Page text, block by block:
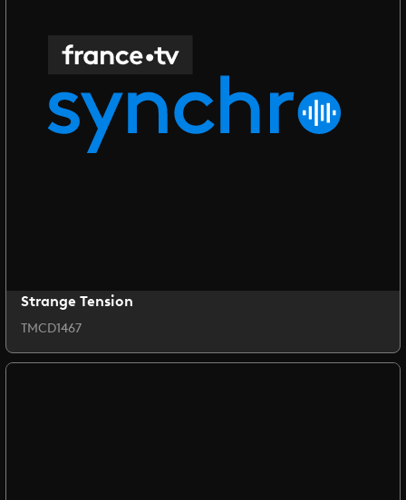
Strange Tension
TMCD1467